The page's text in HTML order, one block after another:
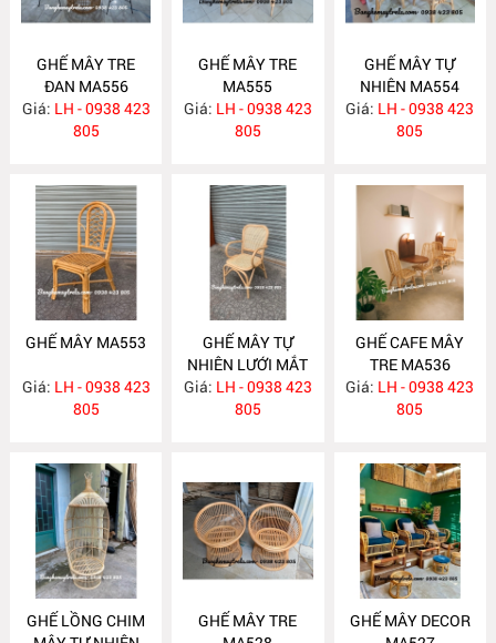
GHẾ MÂY TRE
ĐAN MA556
Giá: LH - 0938 423
805
GHẾ MÂY TRE
MA555
Giá: LH - 0938 423
805
GHẾ MÂY TỰ
NHIÊN MA554
Giá: LH - 0938 423
805
GHẾ MÂY MA553
Giá: LH - 0938 423
805
GHẾ MÂY TỰ
NHIÊN LƯỚI MẮT
CÁO MA540
Giá: LH - 0938 423
805
GHẾ CAFE MÂY
TRE MA536
Giá: LH - 0938 423
805
GHẾ LỒNG CHIM
GHẾ MÂY TRE
GHẾ MÂY DECOR